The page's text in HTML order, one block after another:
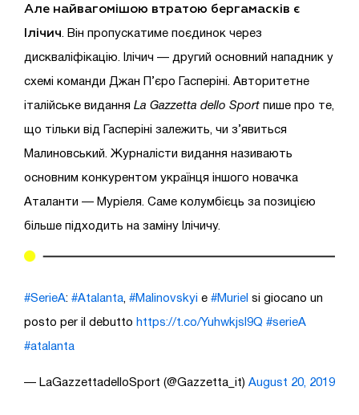
Але найвагомішою втратою бергамасків є
Ілічич . Він пропускатиме поєдинок через
дискваліфікацію. Ілічич — другий основний нападник у
схемі команди Джан П’єро Гасперіні. Авторитетне
італійське видання La Gazzetta dello Sport пише про те,
що тільки від Гасперіні залежить, чи з’явиться
Малиновський. Журналісти видання називають
основним конкурентом українця іншого новачка
Аталанти — Муріеля. Саме колумбієць за позицією
більше підходить на заміну Ілічичу.
#SerieA: #Atalanta #Malinovskyi e #Muriel si giocano un
posto per il debutto https://t.co/Yuhwkjsl9Q #serieA
#atalanta
— LaGazzettadelloSport (@Gazzetta_it) August 20, 2019